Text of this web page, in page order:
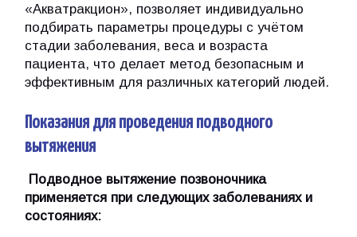
«Акватракцион», позволяет индивидуально
подбирать параметры процедуры с учётом
стадии заболевания, веса и возраста
пациента, что делает метод безопасным и
эффективным для различных категорий людей.
Показания для проведения подводного
вытяжения
Подводное вытяжение позвоночника
применяется при следующих заболеваниях и
состояниях: